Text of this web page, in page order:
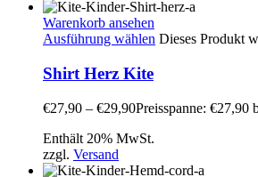
Warenkorb ansehen
Ausführung wählen Dieses Produkt
Shirt Herz Kite
€27,90 – €29,90Preisspanne: €27,90
Enthält 20% MwSt.
zzgl. Versand